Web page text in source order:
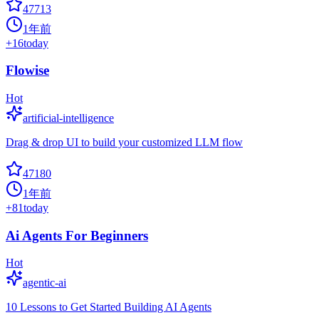
47713
1年前
+16today
Flowise
Hot
artificial-intelligence
Drag & drop UI to build your customized LLM flow
47180
1年前
+81today
Ai Agents For Beginners
Hot
agentic-ai
10 Lessons to Get Started Building AI Agents